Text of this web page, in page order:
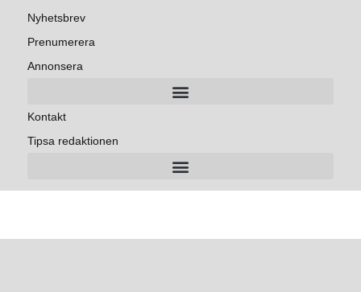
Nyhetsbrev
Prenumerera
Annonsera
Kontakt
Tipsa redaktionen